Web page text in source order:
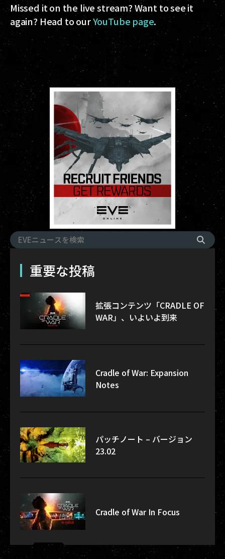
Missed it on the live stream? Want to see it
again? Head to ourYouTube page.
重要な投稿
拡張コンテンツ「CRADLE OF
WAR」、いよいよ到来
Cradle of War: Expansion
Notes
パッチノート – バージョン
23.02
Cradle of War In Focus